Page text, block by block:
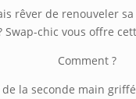
rêver de renouveler
Swap-chic vous offre
Comment ?
la seconde main